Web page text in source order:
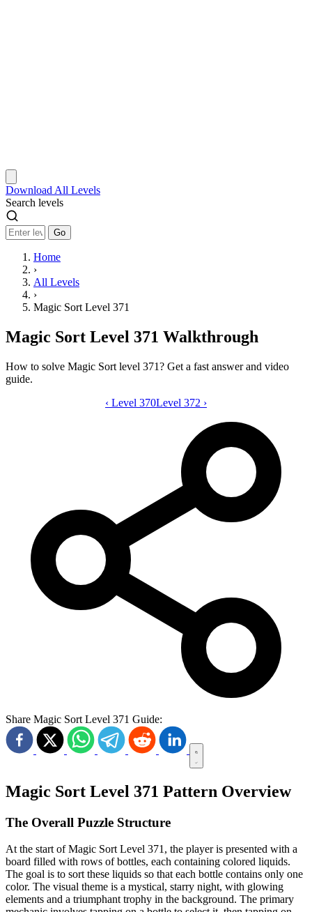
Download All Levels
Search levels
Go
Home
›
All Levels
›
Magic Sort Level 371
Magic Sort Level 371 Walkthrough
How to solve Magic Sort level 371? Get a fast answer and video
guide.
Magic Sort level 371 video guide
‹ Level 370Level 372 ›
Share Magic Sort Level 371 Guide:
Magic Sort Level 371 Pattern Overview
The Overall Puzzle Structure
At the start of Magic Sort Level 371, the player is presented with a
board filled with rows of bottles, each containing colored liquids.
The goal is to sort these liquids so that each bottle contains only one
color. The visual theme is a mystical, starry night, with glowing
elements and a triumphant trophy in the background. The primary